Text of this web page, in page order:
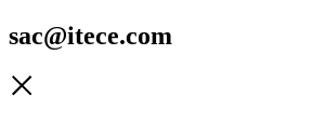
sac@itece.com